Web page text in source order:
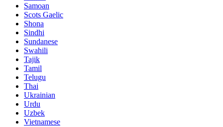
Samoan
Scots Gaelic
Shona
Sindhi
Sundanese
Swahili
Tajik
Tamil
Telugu
Thai
Ukrainian
Urdu
Uzbek
Vietnamese